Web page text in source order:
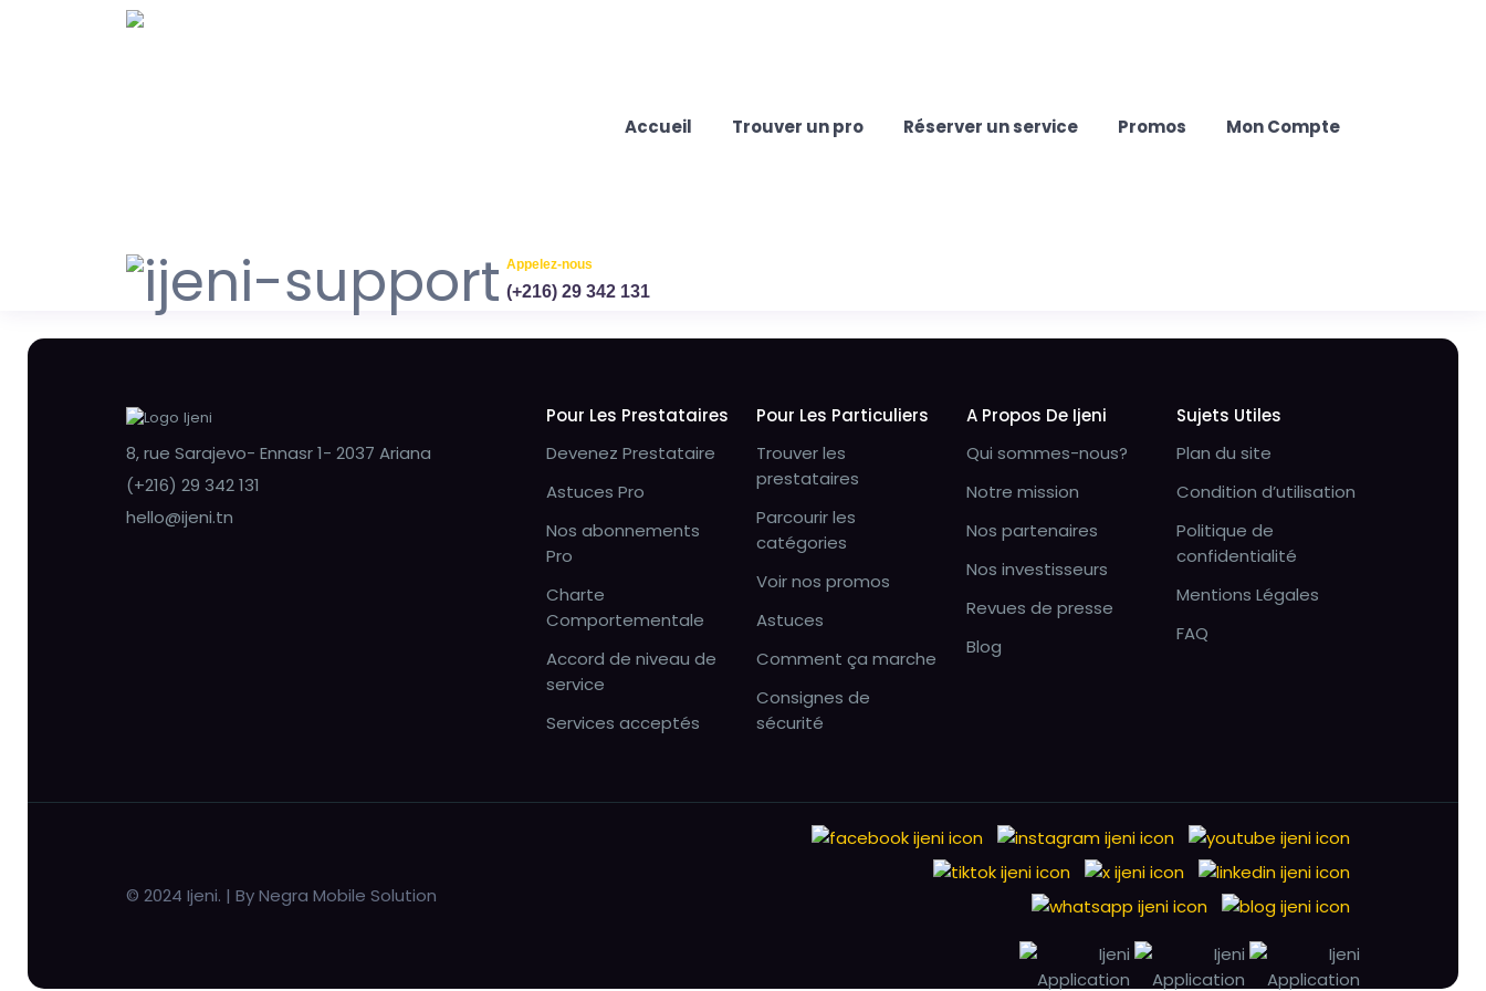
Accueil Trouver un pro Réserver un service Promos Mon Compte
Appelez-nous
(+216) 29 342 131
8, rue Sarajevo- Ennasr 1- 2037 Ariana
(+216) 29 342 131
hello@ijeni.tn
Pour Les Prestataires
Devenez Prestataire
Astuces Pro
Nos abonnements
Pro
Charte
Comportementale
Accord de niveau de
service
Services acceptés
Pour Les Particuliers
Trouver les
prestataires
Parcourir les
catégories
Voir nos promos
Astuces
Comment ça marche
Consignes de
sécurité
A Propos De Ijeni
Qui sommes-nous?
Notre mission
Nos partenaires
Nos investisseurs
Revues de presse
Blog
Sujets Utiles
Plan du site
Condition d’utilisation
Politique de
confidentialité
Mentions Légales
FAQ
© 2024 Ijeni. | By Negra Mobile Solution